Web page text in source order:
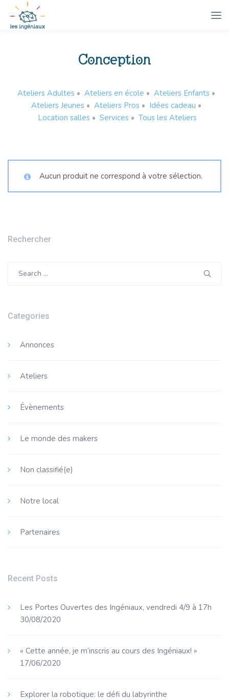
Conception
Ateliers Adultes • Ateliers en école • Ateliers Enfants •
Ateliers Jeunes • Ateliers Pros • Idées cadeau •
Location salles • Services • Tous les Ateliers
Aucun produit ne correspond à votre sélection.
Rechercher
Categories
Annonces
Ateliers
Évènements
Le monde des makers
Non classifié(e)
Notre local
Partenaires
Recent Posts
Les Portes Ouvertes des Ingéniaux, vendredi 4/9 à 17h
30/08/2020
« Cette année, je m’inscris au cours des Ingéniaux! »
17/06/2020
Explorer la robotique: le défi du labyrinthe